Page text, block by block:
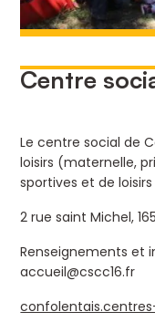
Centre
Le centre social de
loisirs (maternelle,
sportives et de
2 rue saint Michel,
Renseignements et
accueil@cscc16.fr